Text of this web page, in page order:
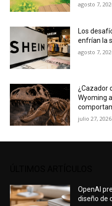
agosto 7,
Los
enfrían la
agosto 7,
¿Cazador
Wyoming
julio 27, 2026
OpenAI
diseño de